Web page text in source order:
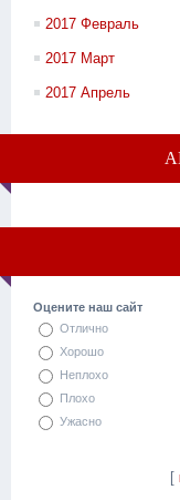
2017 Февраль
2017 Март
2017 Апрель
Оцените наш сайт
Отлично
Хорошо
Неплохо
Плохо
Ужасно
[